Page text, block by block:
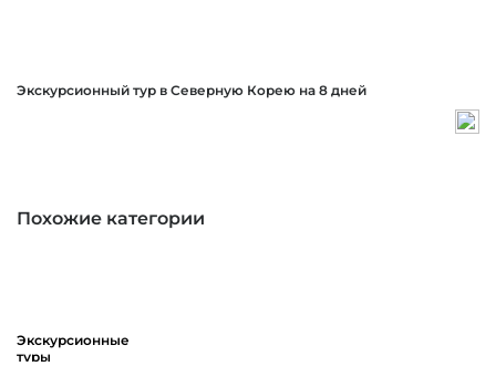
Экскурсионный тур в Северную Корею на 8 дней
Похожие категории
Экскурсионные
туры